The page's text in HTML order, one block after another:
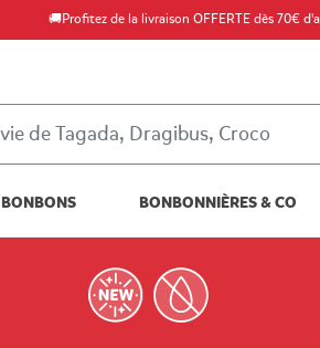
🚚Profitez de la livraison OFFERTE dès 70€
BONBONS BONBONNIÈRES & CO